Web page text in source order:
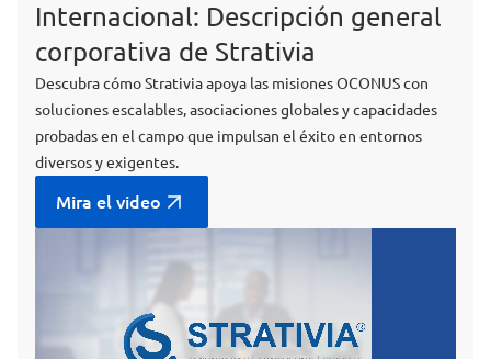
Internacional: Descripción general
corporativa de Strativia
Descubra cómo Strativia apoya las misiones OCONUS con
soluciones escalables, asociaciones globales y capacidades
probadas en el campo que impulsan el éxito en entornos
diversos y exigentes.
Mira el video